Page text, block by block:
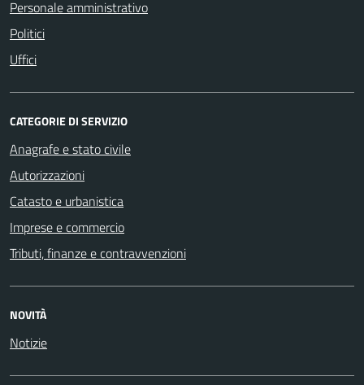
Personale amministrativo
Politici
Uffici
CATEGORIE DI SERVIZIO
Anagrafe e stato civile
Autorizzazioni
Catasto e urbanistica
Imprese e commercio
Tributi, finanze e contravvenzioni
NOVITÀ
Notizie